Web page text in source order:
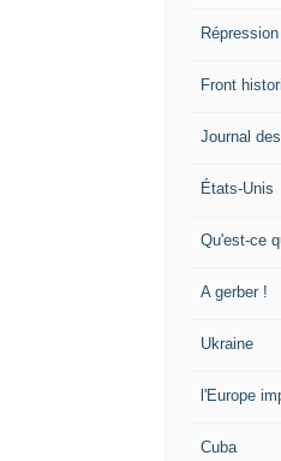
Répression
Front
Journal
États-Unis
Qu'est-ce
A gerber !
Ukraine
l'Europe
Cuba